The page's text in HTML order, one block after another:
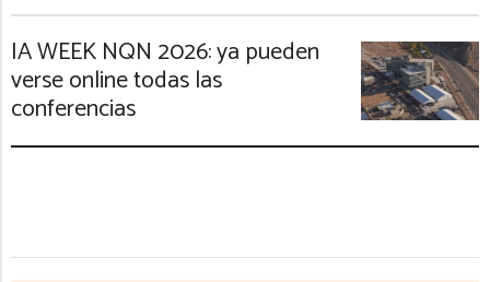
IA WEEK NQN 2026: ya pueden
verse online todas las
conferencias